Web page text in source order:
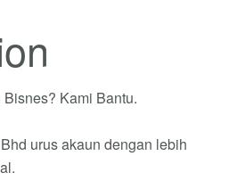
Kami Bantu.
urus akaun dengan lebih